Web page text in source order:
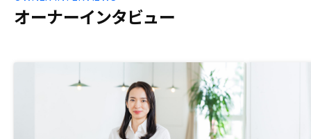
オーナーインタビュー